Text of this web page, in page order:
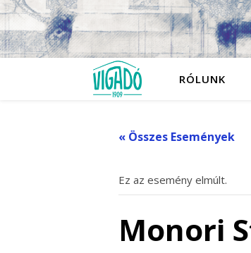
RÓLUNK
« Összes Események
Ez az esemény elmúlt.
Monori